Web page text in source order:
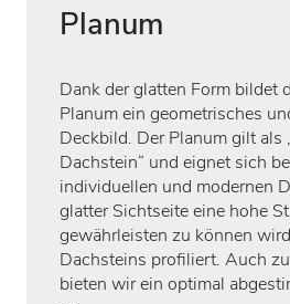
Planum
Dank der glatten Form bildet
Planum ein geometrisches
Deckbild. Der Planum gilt als
Dachstein“ und eignet sich
individuellen und modernen
glatter Sichtseite eine hohe
gewährleisten zu können
Dachsteins profiliert. Auch
bieten wir ein optimal